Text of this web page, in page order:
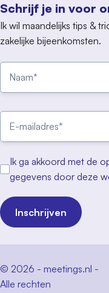
Schrijf je in voor
Ik wil maandelijks tips &
zakelijke bijeenkomsten.
Ik ga akkoord met de
gegevens door deze
Inschrijven
© 2026 - meetings.nl -
Alle rechten